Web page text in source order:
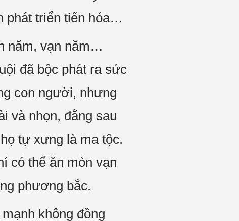
phát triển tiến hóa…
năm, vạn năm…
đã bộc phát ra sức
con người, nhưng
và nhọn, đằng sau
tự xưng là ma tộc.
có thể ăn mòn vạn
phương bắc.
không đồng